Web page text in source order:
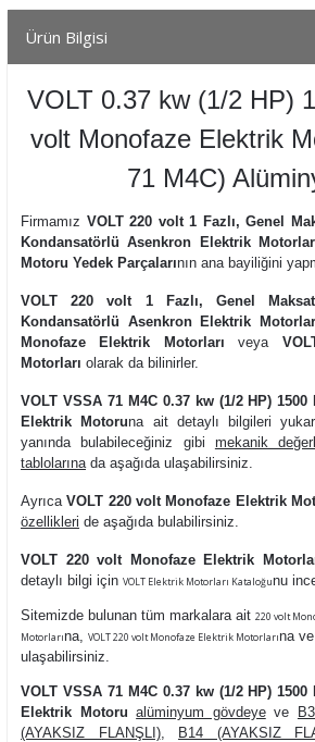
Ürün Bilgisi
VOLT 0.37 kw (1/2 HP)
volt Monofaze Elektrik
71 M4C)
Firmamız VOLT 220 volt 1 Fazlı, Genel
Kondansatörlü Asenkron Elektrik
Motoru Yedek Parçalarının ana bayiliğini
VOLT 220 volt 1 Fazlı, Genel
Kondansatörlü Asenkron Elektrik
Monofaze Elektrik Motorları veya
Motorları olarak da bilinirler.
VOLT VSSA 71 M4C 0.37 kw (1/2 HP)
Elektrik Motoruna ait detaylı bilgileri
yanında bulabileceğiniz gibi mekanik
tablolarınada aşağıda ulaşabilirsiniz.
AyrıcaVOLT 220 volt Monofaze Elektrik
özellikleri de aşağıda bulabilirsiniz.
VOLT 220 volt Monofaze Elektrik
detaylı bilgi için VOLT Elektrik Motorları Kataloğunu
Sitemizde bulunan tüm markalara ait 220 volt
Motorlarına, VOLT 220 volt Monofaze Elektrik Motorlarına ve
ulaşabilirsiniz.
VOLT VSSA 71 M4C 0.37 kw (1/2 HP)
Elektrik Motoru alüminyum gövdeyeve
(AYAKSIZ FLANŞLI), B14 (AYAKSIZ